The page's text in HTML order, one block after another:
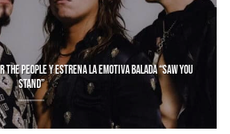
THE PEOPLE Y ESTRENA LA EMOTIVA BALADA “SAW YOU
STAND”